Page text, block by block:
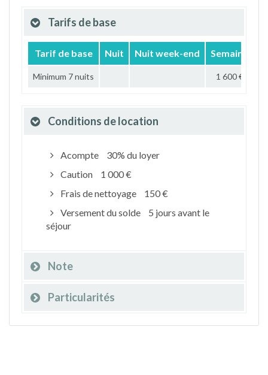
Tarifs de base
Tarif de base Nuit Nuit week-end Semaine
Minimum 7 nuits 1 600 €
Conditions de location
Acompte
30% du loyer
Caution
1 000 €
Frais de nettoyage
150 €
Versement du solde
5 jours avant le
séjour
Note
Particularités